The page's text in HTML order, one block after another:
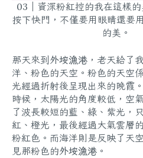
03｜資深粉紅控的我在這樣
按下快門，不僅要用眼睛還要
的美。
那天來到 外垵漁港 ，老天給了
洋、粉色的天空。粉色的天空
光經過折射後呈現出來的晚霞
時候，太陽光的角度較低，空
了波長較短的藍、綠、紫光，
紅、橙光，最後經過大氣雲層
粉紅色。而海洋則是反映了天
見那粉色的外垵漁港 。